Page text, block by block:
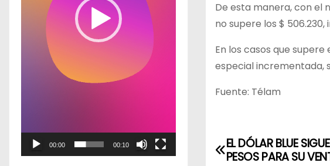
d
00:00 00:10
De esta manera, con el
no supere los $ 506.230,
En los casos que
especial incrementada,
Fuente: Télam
NEL DÓLAR BLUE
PESOS PARA SU